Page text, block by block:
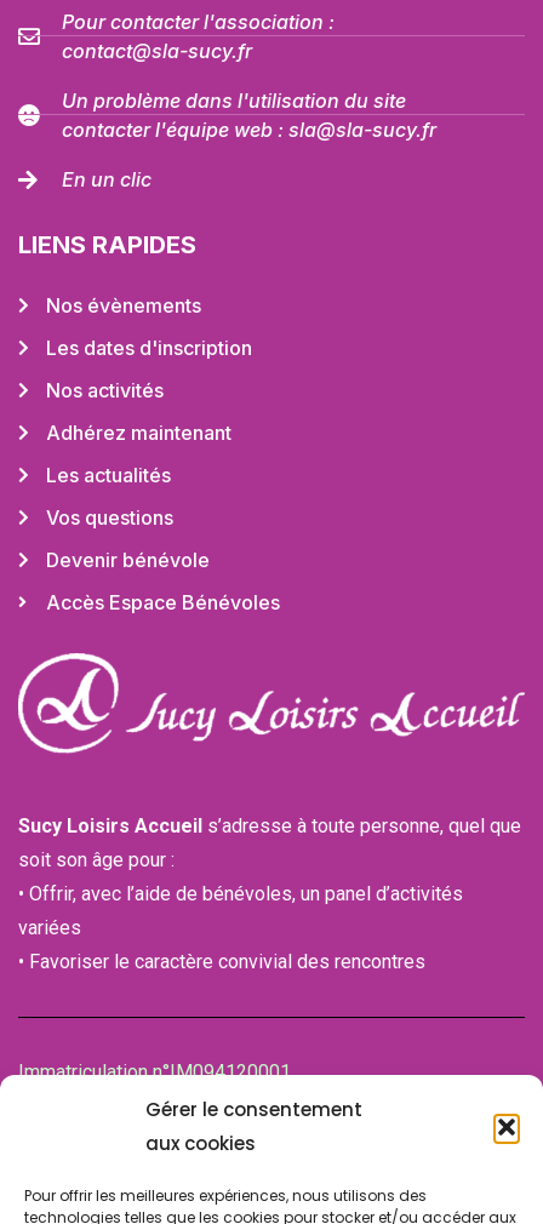
Gérer le consentement
aux cookies
Pour offrir les meilleures expériences, nous utilisons des
technologies telles que les cookies pour stocker et/ou accéder aux
Pour contacter l'association :
contact@sla-sucy.fr
Un problème dans l'utilisation du site
contacter l'équipe web : sla@sla-sucy.fr
En un clic
LIENS RAPIDES
Nos évènements
Les dates d'inscription
Nos activités
Adhérez maintenant
Les actualités
Vos questions
Devenir bénévole
Accès Espace Bénévoles
Sucy Loisirs Accueil s’adresse à toute personne, quel que
soit son âge pour :
• Offrir, avec l’aide de bénévoles, un panel d’activités
variées
• Favoriser le caractère convivial des rencontres
Immatriculation n°IM094120001
de la Chambre des associations (CDA)
94100 SAINT-MAUR-DES-FOSSES